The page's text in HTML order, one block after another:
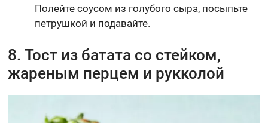
Полейте соусом из голубого сыра, посыпьте
петрушкой и подавайте.
8. Тост из батата со стейком,
жареным перцем и рукколой